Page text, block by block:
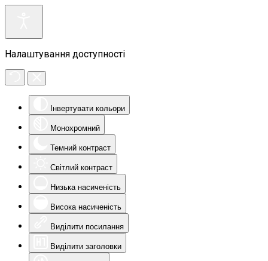
Налаштування доступності
Інвертувати кольори
Монохромний
Темний контраст
Світлий контраст
Низька насиченість
Висока насиченість
Виділити посилання
Виділити заголовки